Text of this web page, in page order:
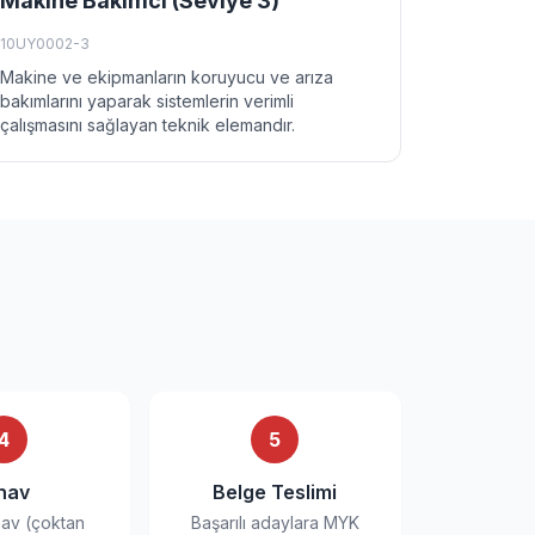
10UY0002-3
Makine ve ekipmanların koruyucu ve arıza
bakımlarını yaparak sistemlerin verimli
çalışmasını sağlayan teknik elemandır.
(çoktan
5
Belge Teslimi
Başarılı adaylara MYK